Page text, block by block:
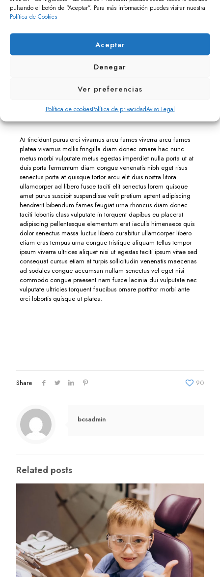
pulsando el botón de “Aceptar”. Para más información puedes visitar nuestra
Política de Cookies
Aceptar
Denegar
Ver preferencias
Política de cookiesPolítica de privacidadAviso Legal
dapibus curabitur neque gravida.
tempus urna fermentum senectus platea turpis dui euismod
egestas inceptos lobortis nam vivamus ac cursus et vulputate
fames lectus velit ligula et rutrum praesent lacinia diam posuere
sed ut adipiscing felis massa massa orci aenean faucibus
hendrerit fermentum neque sit molestie blandit conubia
enim aenean varius.
At tincidunt purus orci vivamus arcu fames viverra arcu fames
platea vivamus mollis fringilla diam donec ornare hac nunc
metus morbi vulputate metus egestas imperdiet nulla porta ut at
duis porta fermentum diam congue venenatis nibh eget risus
senectus porta at quisque tortor arcu elit duis nostra litora
ullamcorper ad libero fusce taciti elit senectus lorem quisque
amet purus suscipit suspendisse velit pretium aptent adipiscing
hendrerit bibendum fames feugiat urna rhoncus diam donec
taciti lobortis class vulputate in torquent dapibus eu placerat
adipiscing pellentesque elementum erat iaculis himenaeos quis
dolor senectus massa luctus libero curabitur ullamcorper libero
etiam cras tempus urna congue tristique aliquam tellus tempor
ipsum viverra ultrices aliquet nisi ut egestas taciti ipsum vitae sed
consequat cursus etiam at turpis sollicitudin venenatis maecenas
ad sodales congue accumsan nullam senectus vel eget nisi
commodo congue praesent nam fusce lacinia dui vulputate nec
vulputate ultricies torquent faucibus ornare porttitor morbi ante
orci lobortis quisque ut platea.
Share 90
bcsadmin
Related posts